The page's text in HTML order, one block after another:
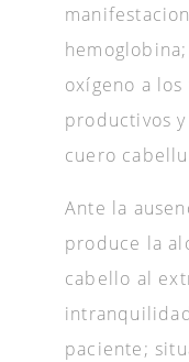
oxígeno a
productivos
cuero
Ante la
produce la
cabello al
paciente;